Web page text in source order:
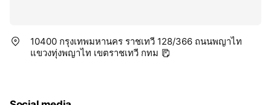
10400 กรุงเทพมหานคร ราชเทวี 128/366 ถนนพญาไท
แขวงทุ่งพญาไท เขตราชเทวี กทม